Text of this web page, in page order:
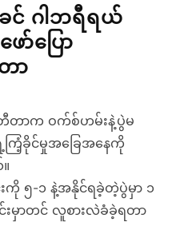
င် ဂါဘရီရယ်
ပြော
ာ
တာက ဝက်စ်ဟမ်းနဲ့ပွဲမ
ြံ့ခိုင်မှုအခြေအနေကို
ကို ၅-၁ နဲ့အနိုင်ရခဲ့တဲ့ပွဲမှာ ၁
းမှာတင် လူစားလဲခံခဲ့ရတာ